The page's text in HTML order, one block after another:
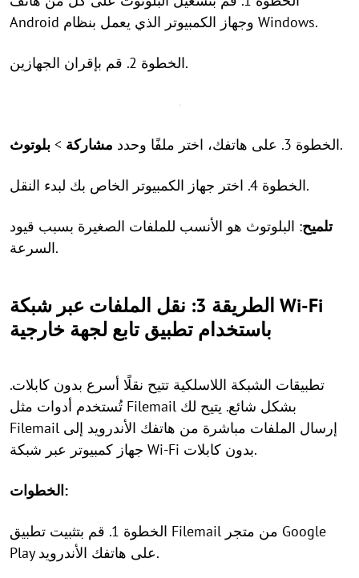
Android وجهاز الكمبيوتر الذي يعمل بنظام Windows.
الخطوة 2. قم بإقران الجهازين.
الخطوة 3. على هاتفك، اختر ملفًا وحدد مشاركة > بلوتوث .
الخطوة 4. اختر جهاز الكمبيوتر الخاص بك لبدء النقل.
تلميح: البلوتوث هو الأنسب للملفات الصغيرة بسبب قيود
السرعة.
الطريقة 3: نقل الملفات عبر شبكة Wi-Fi
باستخدام تطبيق تابع لجهة خارجية
تطبيقات الشبكة اللاسلكية تتيح نقلًا أسرع بدون كابلات.
تُستخدم أدوات مثل Filemail بشكل شائع. يتيح لك
Filemail إرسال الملفات مباشرة من هاتفك الأندرويد إلى
جهاز كمبيوتر عبر شبكة Wi-Fi بدون كابلات.
الخطوات:
الخطوة 1. قم بتثبيت تطبيق Filemail من متجر Google
Play على هاتفك الأندرويد.